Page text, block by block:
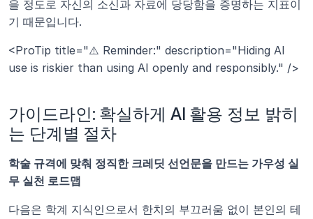
을 정도로 자신의 소신과 자료에 당당함을 증명하는 지표이
기 때문입니다.
<ProTip title="⚠️ Reminder:" description="Hiding AI
use is riskier than using AI openly and responsibly." />
가이드라인: 확실하게 AI 활용 정보 밝히
는 단계별 절차
학술 규격에 맞춰 정직한 크레딧 선언문을 만드는 가우성 실
무 실천 로드맵
다음은 학계 지식인으로서 한치의 부끄러움 없이 본인의 테